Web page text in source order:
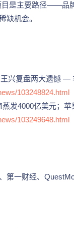
是主要路径——品
缺机会。
兴复盘两大遗憾
103248824.html
发4000亿美元；
103249648.html
第一财经、